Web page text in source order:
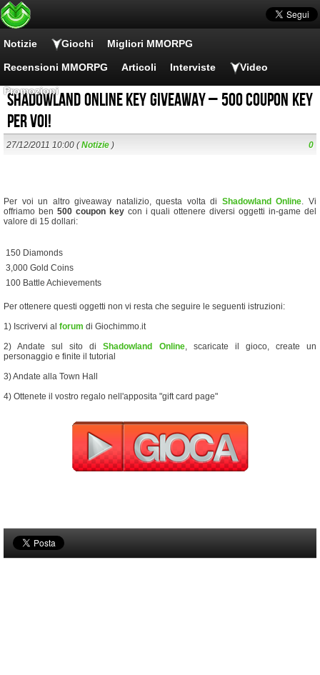
Notizie Giochi Migliori MMORPG
Recensioni MMORPG Articoli Interviste Video
Promozioni
Shadowland Online key giveaway – 500 coupon key
per voi!
27/12/2011 10:00 (Notizie ) 0
Per voi un altro giveaway natalizio, questa volta di Shadowland Online. Vi
offriamo ben 500 coupon keycon i quali ottenere diversi oggetti in-game del
valore di 15 dollari:
 150 Diamonds
 3,000 Gold Coins
 100 Battle Achievements
Per ottenere questi oggetti non vi resta che seguire le seguenti istruzioni:
1) Iscrivervi al forum di Giochimmo.it
2) Andate sul sito diShadowland Online, scaricate il gioco, create un
personaggio e finite il tutorial
3) Andate alla Town Hall
4) Ottenete il vostro regalo nell'apposita "gift card page"